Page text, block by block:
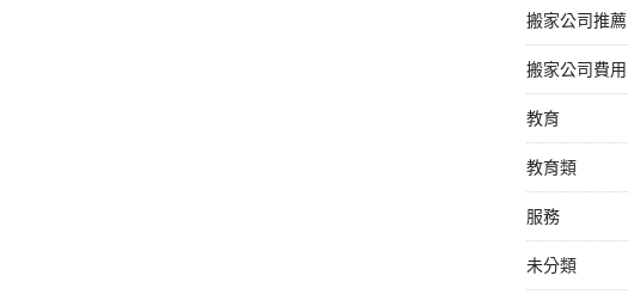
搬家公司推薦
搬家公司費用
教育
教育類
服務
未分類